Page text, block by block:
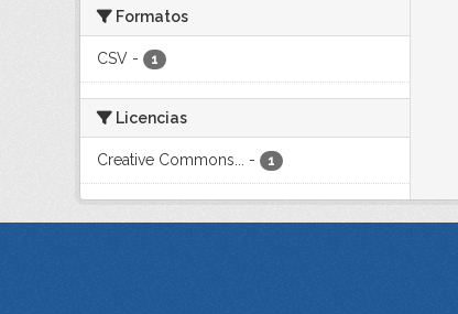
Formatos
CSV - 1
Licencias
Creative Commons... - 1